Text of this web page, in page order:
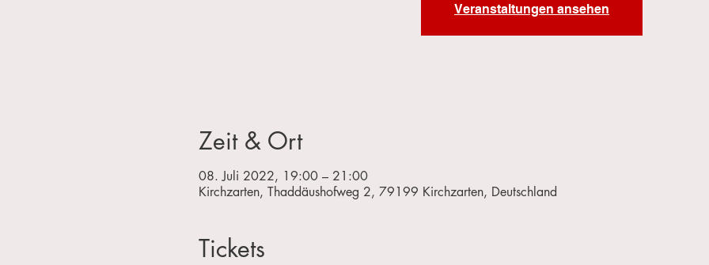
Veranstaltungen ansehen
Zeit & Ort
08. Juli 2022, 19:00 – 21:00
Kirchzarten, Thaddäushofweg 2, 79199 Kirchzarten, Deutschland
Tickets